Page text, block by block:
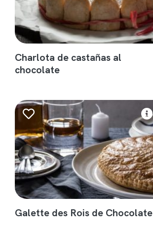
Charlota de castañas al
chocolate
Galette des Rois de Chocolate